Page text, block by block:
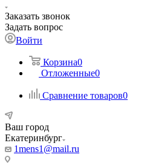
Заказать звонок
Задать вопрос
Войти
Корзина0
Отложенные0
Сравнение товаров0
Ваш город
Екатеринбург
1mens1@mail.ru